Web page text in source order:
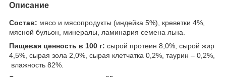
Описание
Состав: мясо и мясопродукты (индейка 5%), креветки 4%,
мясной бульон, минералы, ламинария семена льна.
Пищевая ценность в 100 г: сырой протеин 8,0%, сырой жир
4,5%, сырая зола 2,0%, сырая клетчатка 0,2%, таурин – 0,2%,
влажность 82%.